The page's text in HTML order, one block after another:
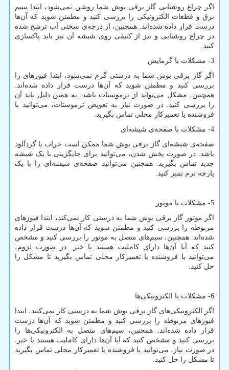
اگر چراغ روشنایی گاز برقی بوش شما روشن نمی‌شود، ابتدا سیم
برق و قطعات الکترونیکی را بررسی کنید و مطمئن شوید که آن‌ها
درست قرار داده شده‌اند. همچنین، از درجه‌ی سختی آب ترشح شده
در چراغ روشنایی و نیز از کثیفی روی شیشه آن نیز باید پاکسازی
کنید.
3- مشکلات با گرمایش
اگر گاز برقی بوش شما به درستی گرم نمی‌شود، ابتدا فیوزهای را
بررسی کنید و مطمئن شوید که آن‌ها درست قرار داده شده‌اند.
همچنین، مشکل می‌تواند از ترموستات باشد، به همین دلیل باید آن
را بررسی کنید. در صورت نیاز به تعویض ترموستات، می‌توانید با
فروشنده یا تعمیرکار محلی تماس بگیرید.
4- مشکلات با صفحه‌ی شیشه‌ای
صفحه‌ی شیشه‌ای گاز برقی بوش شما ممکن است خراب یا گرد‌آلود
باشد. در صورت پخش شدن، می‌توانید برای جایگزینی با یک شیشه
جدید تماس بگیرید. همچنین می‌توانید صفحه‌ی شیشه‌ای را با یک
پارچه نرم تمیز کنید.
5- مشکلات با موتور
اگر موتور گاز برقی بوش شما به درستی کار نمی‌کند، ابتدا فیوزهای
مربوطه را بررسی کنید و مطمئن شوید که آن‌ها درست قرار داده
شده‌اند. همچنین، سیم‌های متصل به موتور را بررسی کنید و مشخص
کنید که آیا آن‌ها دارای کاملیت هستند یا خیر. در صورت لزوم،
می‌توانید با فروشنده یا تعمیرکار محلی تماس بگیرید تا مشکل را
حل کنید.
6- مشکلات با الکترونیکی‌ها
اگر الکترونیکی‌های گاز برقی بوش شما به درستی کار نمی‌کنند، ابتدا
فیوزهای مربوطه را بررسی کنید و مطمئن شوید که آن‌ها درست
قرار داده شده‌اند. همچنین، سیم‌های متصل به الکترونیکی‌ها را
بررسی کنید و مشخص کنید که آیا آن‌ها دارای کاملیت هستند یا خیر.
در صورت نیاز، می‌توانید با فروشنده یا تعمیرکار محلی تماس بگیرید
تا مشکل را حل کنید.